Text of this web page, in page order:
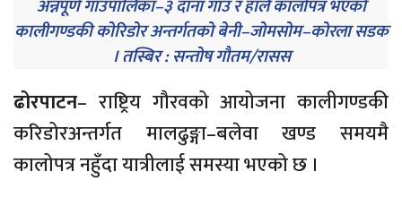
अन्नपूर्ण गाउँपालिका–३ दाना गाउँ र हालै कालोपत्र भएको
कालीगण्डकी कोरिडोर अन्तर्गतको बेनी–जोमसोम–कोरला सडक
। तस्बिर : सन्तोष गौतम/रासस
ढोरपाटन– राष्ट्रिय गौरवको आयोजना कालीगण्डकी
करिडोरअन्तर्गत मालढुङ्गा–बलेवा खण्ड समयमै
कालोपत्र नहुँदा यात्रीलाई समस्या भएको छ ।